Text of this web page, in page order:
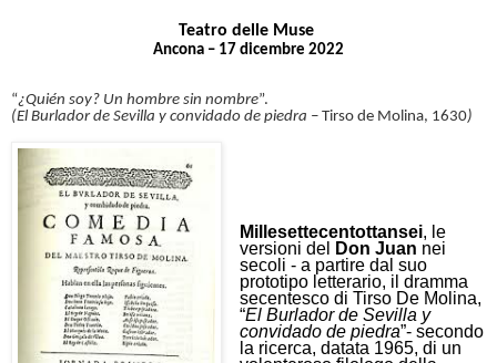
Teatro delle Muse
Ancona – 17 dicembre 2022
“¿Quién soy? Un hombre sin nombre”.
(El Burlador de Sevilla y convidado de piedra – Tirso de Molina, 1630)
Millesettecentottansei, le
versioni del
Don Juan nei
secoli - a partire dal suo
prototipo letterario, il dramma
secentesco di Tirso De Molina,
“El Burlador de Sevilla y
convidado de piedra”- secondo
la ricerca, datata 1965, di un